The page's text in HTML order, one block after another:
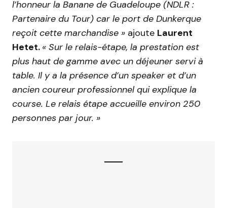
l’honneur la Banane de Guadeloupe (NDLR :
Partenaire du Tour) car le port de Dunkerque
reçoit cette marchandise » ajoute Laurent
Hetet. « Sur le relais-étape, la prestation est
plus haut de gamme avec un déjeuner servi à
table. Il y a la présence d’un speaker et d’un
ancien coureur professionnel qui explique la
course. Le relais étape accueille environ 250
personnes par jour. »